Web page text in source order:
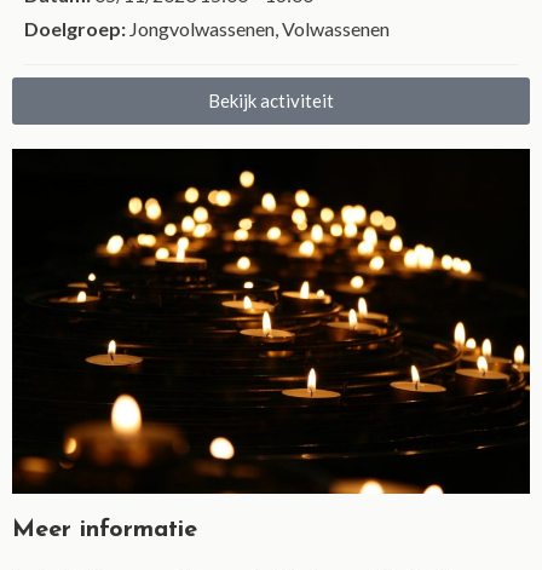
Doelgroep: Jongvolwassenen, Volwassenen
Bekijk activiteit
Meer informatie